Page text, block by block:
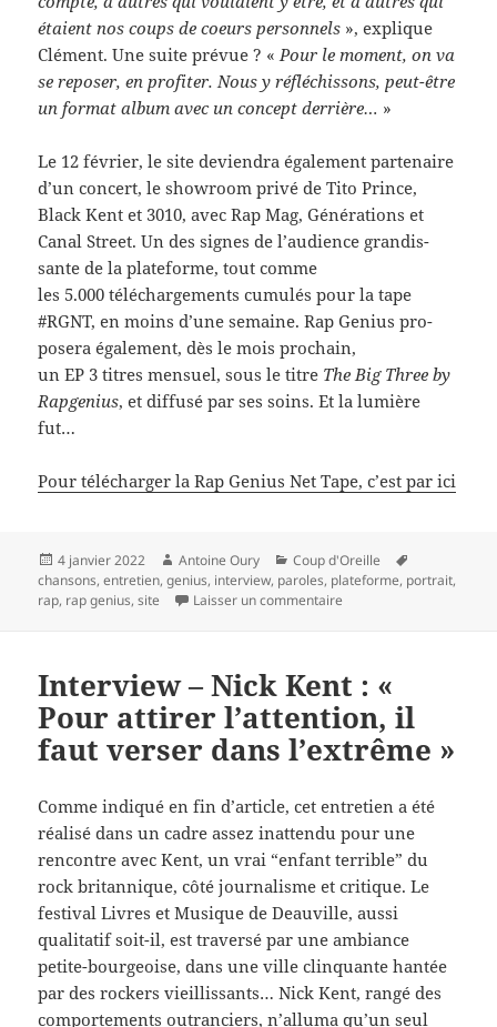
étaient nos coups de coeurs per­son­nels », explique
Clé­ment. Une suite prévue ? « Pour le moment, on va
se reposer, en prof­iter. Nous y réfléchissons, peut-​être
un for­mat album avec un con­cept der­rière… »
Le 12 février, le site devien­dra égale­ment parte­naire
d’un con­cert, le show­room privé de Tito Prince,
Black Kent et 3010, avec Rap Mag, Généra­tions et
Canal Street. Un des signes de l’audience gran­dis­
sante de la plate­forme, tout comme
les 5.000 télécharge­ments cumulés pour la tape
#RGNT, en moins d’une semaine. Rap Genius pro­
posera égale­ment, dès le mois prochain,
un EP 3 titres men­suel, sous le titre The Big Three by
Rap­ge­nius, et dif­fusé par ses soins. Et la lumière
fut…
Pour télécharger la Rap Genius Net Tape, c’est par ici
Publié
le
4 janvier 2022 Auteur
Antoine Oury Catégories
Coup d'Oreille
clés
chansons,entretien,genius, interview, paroles, plateforme, portrait,
rap, rap genius,site Laisser un commentaire
Interview – Nick Kent : «
Pour attirer l’attention, il
faut verser dans l’extrême »
Comme indiqué en fin d’article, cet entretien a été
réalisé dans un cadre assez inattendu pour une
rencontre avec Kent, un vrai “enfant terrible” du
rock britannique, côté journalisme et critique. Le
festival Livres et Musique de Deauville, aussi
qualitatif soit-il, est traversé par une ambiance
petite-bourgeoise, dans une ville clinquante hantée
par des rockers vieillissants… Nick Kent, rangé des
comportements outranciers, n’alluma qu’un seul